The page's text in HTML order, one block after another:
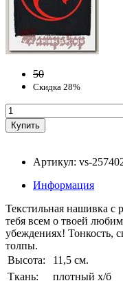
50
Скидка 28%
Артикул: vs-
Информация
Текстильная нашивка с
тебя всем о твоей
убеждениях! Тонкость,
толпы.
Высота:
11,5 см.
Ткань:
плотный х/б